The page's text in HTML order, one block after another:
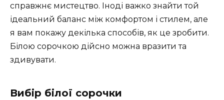
справжнє мистецтво. Іноді важко знайти той
ідеальний баланс між комфортом і стилем, але
я вам покажу декілька способів, як це зробити.
Білою сорочкою дійсно можна вразити та
здивувати.
Вибір білої сорочки